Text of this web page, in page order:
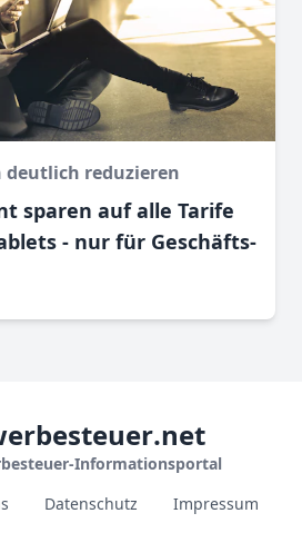
reduzieren
sparen auf alle Tarife
- nur für Geschäfts­
.net
Informationsportal
Datenschutz Impressum